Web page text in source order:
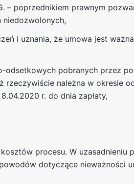
– poprzednikiem prawnym
niedozwolonych,
i uznania, że umowa jest
odsetkowych pobranych przez
należna w okresie
r. do dnia zapłaty,
procesu. W uzasadnieniu
dotyczące nieważności